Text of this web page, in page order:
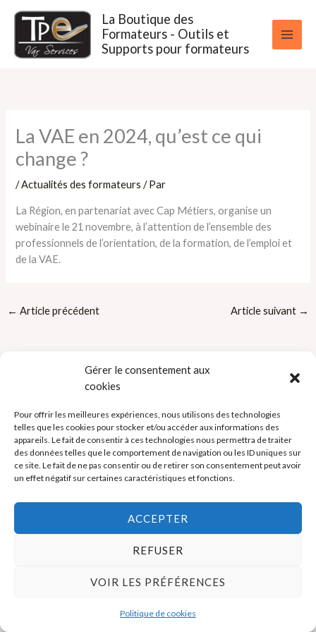
Gérer le consentement aux
cookies
Pour offrir les meilleures expériences, nous utilisons des technologies
telles que les cookies pour stocker et/ou accéder aux informations des
appareils. Le fait de consentir à ces technologies nous permettra de traiter
des données telles que le comportement de navigation ou les ID uniques sur
ce site. Le fait de ne pas consentir ou de retirer son consentement peut avoir
un effet négatif sur certaines caractéristiques et fonctions.
ACCEPTER
REFUSER
VOIR LES PRÉFÉRENCES
Politique de cookies
contenu
La Boutique des
Formateurs - Outils et
Supports pour formateurs
La VAE en 2024, qu’est ce qui
change ?
/Actualités des formateurs / Par
La Région, en partenariat avec Cap Métiers, organise un
webinaire le 21 novembre, à l’attention de l’ensemble des
professionnels de l’orientation, de la formation, de l’emploi et
de la VAE.
← Article précédent Article suivant →
Politique de cookies (UE)
Mentions légales
Copyright © 2026 La Boutique des Formateurs - Outils et Supports
pour formateurs